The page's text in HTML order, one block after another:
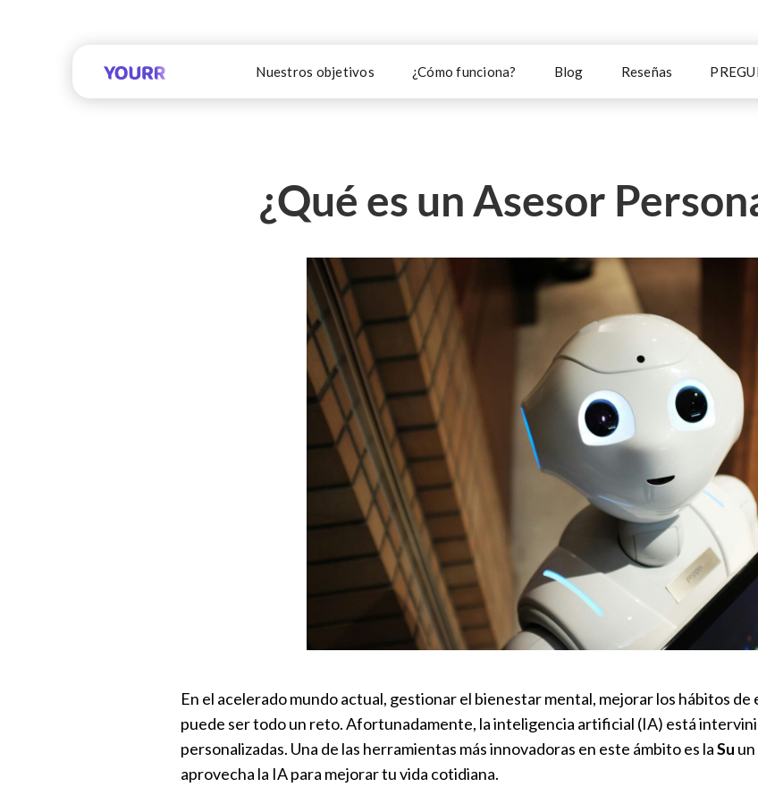
Nuestros objetivos ¿Cómo funciona? Blog Reseñas
¿Qué es un Asesor
En el acelerado mundo actual, gestionar el bienestar mental, mejorar los hábitos
puede ser todo un reto. Afortunadamente, la inteligencia artificial (IA) está
personalizadas. Una de las herramientas más innovadoras en este ámbito es laSu
aprovecha la IA para mejorar tu vida cotidiana.